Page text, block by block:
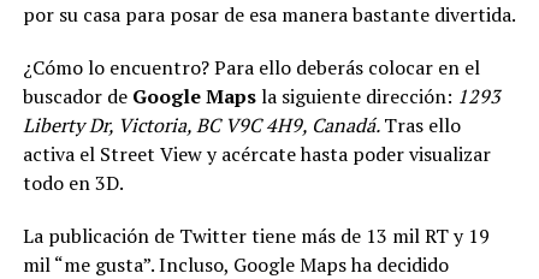
por su casa para posar de esa manera bastante divertida.
¿Cómo lo encuentro? Para ello deberás colocar en el
buscador de Google Mapsla siguiente dirección: 1293
Liberty Dr, Victoria, BC V9C 4H9, Canadá.Tras ello
activa el Street View y acércate hasta poder visualizar
todo en 3D.
La publicación de Twitter tiene más de 13 mil RT y 19
mil “me gusta”. Incluso, Google Maps ha decidido